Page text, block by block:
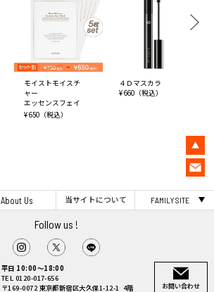
モイストモイスチ
ャー
エッセンスフェイ
スマスク5枚セット
¥ 650（税込）
４Ｄマスカラ
¥ 660（税込）
About Us 当サイトについて FAMILY SITE
Follow us !
平日 10:00～18:00
TEL 0120-017-656
〒169-0072 東京都新宿区大久保1-12-1 4階
お問い合わせ